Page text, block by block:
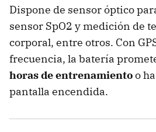
Dispone de sensor óptico
sensor SpO2 y medición de
corporal, entre otros. Con
frecuencia, la batería
horas de entrenamientoo
pantalla encendida.